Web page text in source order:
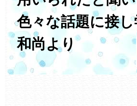
色々な話題に接
和尚より